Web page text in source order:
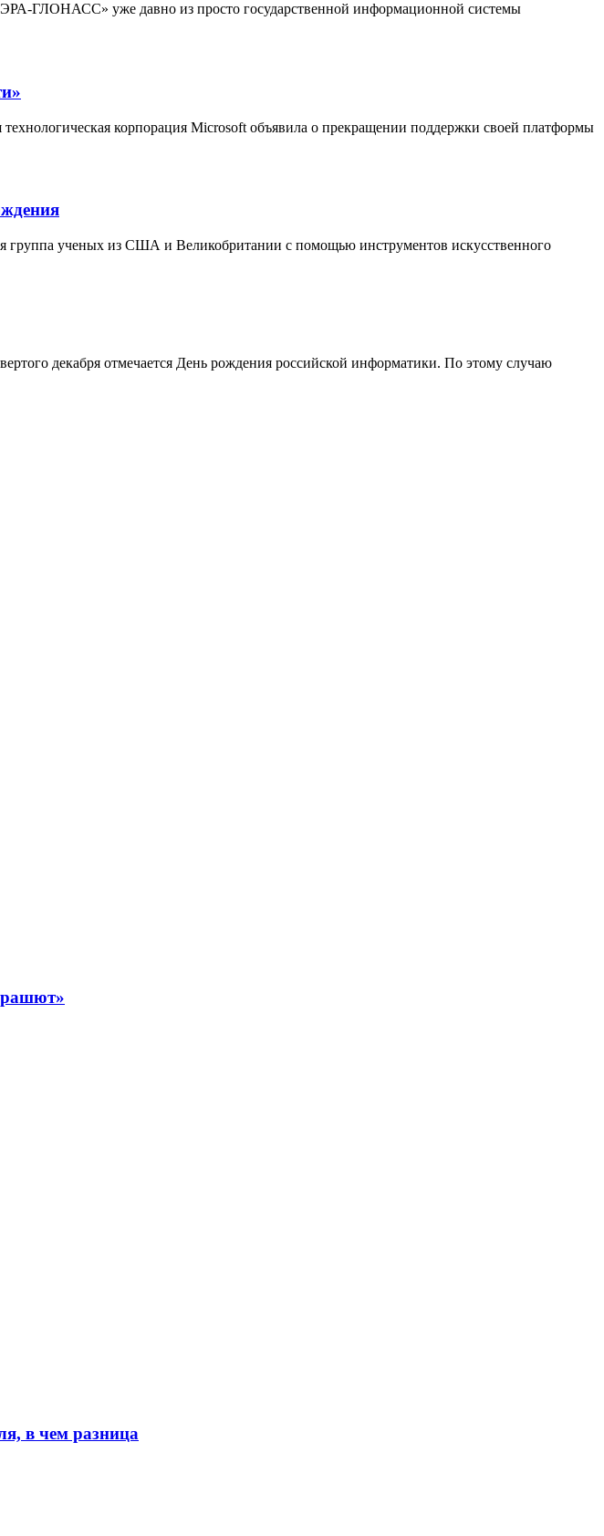
ГЛОНАСС» уже давно из просто государственной информационной системы
корпорация Microsoft объявила о прекращении поддержки своей платформы
группа ученых из США и Великобритании с помощью инструментов искусственного
декабря отмечается День рождения российской информатики. По этому случаю
в чем разница